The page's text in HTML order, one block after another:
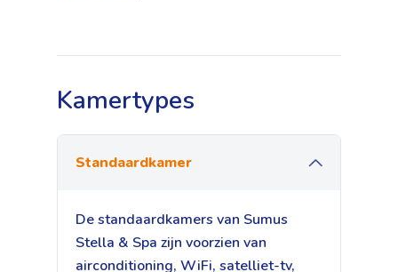
Kamertypes
Standaardkamer
De standaardkamers van Sumus
Stella & Spa zijn voorzien van
airconditioning, WiFi, satelliet-tv,